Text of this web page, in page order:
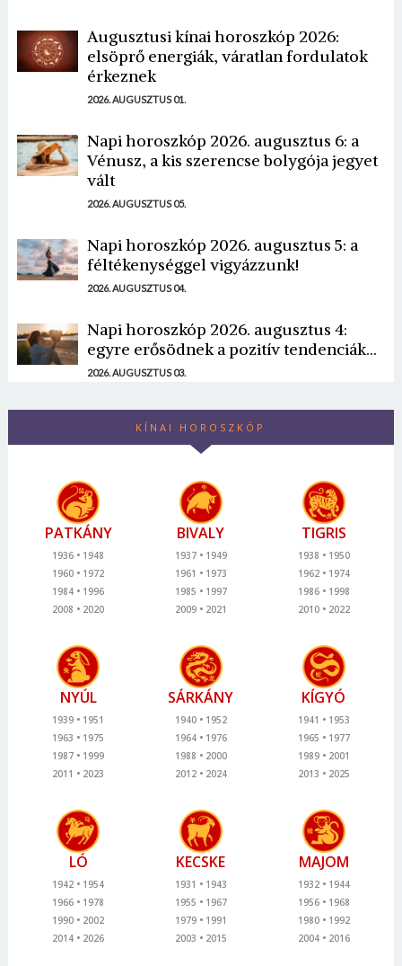
Augusztusi kínai horoszkóp 2026:
elsöprő energiák, váratlan fordulatok
érkeznek
2026. AUGUSZTUS 01.
Napi horoszkóp 2026. augusztus 6: a
Vénusz, a kis szerencse bolygója jegyet
vált
2026. AUGUSZTUS 05.
Napi horoszkóp 2026. augusztus 5: a
féltékenységgel vigyázzunk!
2026. AUGUSZTUS 04.
Napi horoszkóp 2026. augusztus 4:
egyre erősödnek a pozitív tendenciák...
2026. AUGUSZTUS 03.
KÍNAI HOROSZKÓP
PATKÁNY
1936
1948
1960
1972
1984
1996
2008
2020
BIVALY
1937
1949
1961
1973
1985
1997
2009
2021
TIGRIS
1938
1950
1962
1974
1986
1998
2010
2022
NYÚL
1939
1951
1963
1975
1987
1999
2011
2023
SÁRKÁNY
1940
1952
1964
1976
1988
2000
2012
2024
KÍGYÓ
1941
1953
1965
1977
1989
2001
2013
2025
LÓ
1942
1954
1966
1978
1990
2002
2014
2026
KECSKE
1931
1943
1955
1967
1979
1991
2003
2015
MAJOM
1932
1944
1956
1968
1980
1992
2004
2016